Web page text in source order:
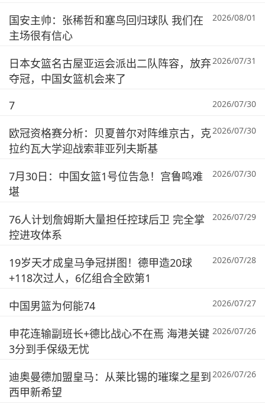
国安主帅：张稀哲和塞鸟回归球队 我们在
主场很有信心
2026/08/01
日本女篮名古屋亚运会派出二队阵容，放弃
夺冠，中国女篮机会来了
2026/07/31
7 2026/07/30
欧冠资格赛分析：贝夏普尔对阵维京古，克
拉约瓦大学迎战索菲亚列夫斯基
2026/07/30
7月30日：中国女篮1号位告急！宫鲁鸣难
堪
2026/07/30
76人计划詹姆斯大量担任控球后卫 完全掌
控进攻体系
2026/07/29
19岁天才成皇马争冠拼图！德甲造20球
+118次过人，6亿组合全欧第1
2026/07/28
中国男篮为何能74 2026/07/27
申花连输副班长+德比战心不在焉 海港关键
3分到手保级无忧
2026/07/26
迪奥曼德加盟皇马：从莱比锡的璀璨之星到
西甲新希望
2026/07/26